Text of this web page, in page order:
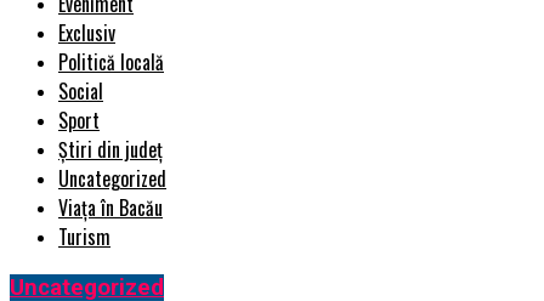
Exclusiv
Politică locală
Social
Sport
Știri din județ
Uncategorized
Viața în Bacău
Turism
Uncategorized